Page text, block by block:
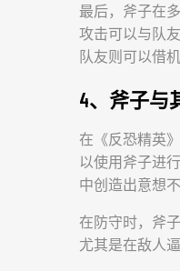
最后，斧子在
攻击可以与队
队友则可以借
4、斧子与
在《反恐精英
以使用斧子进
中创造出意想
在防守时，斧
尤其是在敌人